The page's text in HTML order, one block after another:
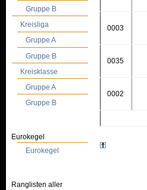
Gruppe B
Kreisliga
Gruppe A
Gruppe B
Kreisklasse
Gruppe A
Gruppe B
Eurokegel
Eurokegel
Ranglisten aller
0003
0035
0002